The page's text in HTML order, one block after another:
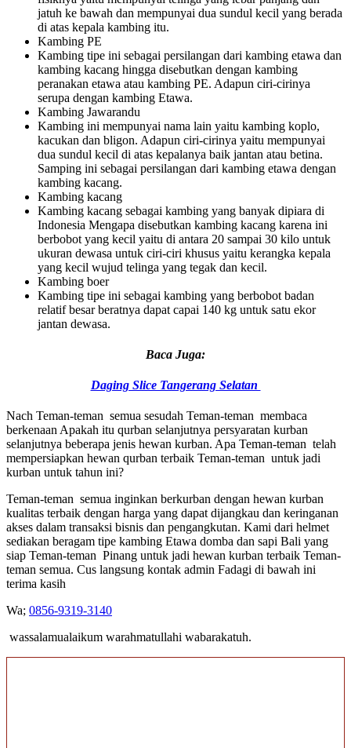
jatuh ke bawah dan mempunyai dua sundul kecil yang berada
di atas kepala kambing itu.
Kambing PE
Kambing tipe ini sebagai persilangan dari kambing etawa dan
kambing kacang hingga disebutkan dengan kambing
peranakan etawa atau kambing PE. Adapun ciri-cirinya
serupa dengan kambing Etawa.
Kambing Jawarandu
Kambing ini mempunyai nama lain yaitu kambing koplo,
kacukan dan bligon. Adapun ciri-cirinya yaitu mempunyai
dua sundul kecil di atas kepalanya baik jantan atau betina.
Samping ini sebagai persilangan dari kambing etawa dengan
kambing kacang.
Kambing kacang
Kambing kacang sebagai kambing yang banyak dipiara di
Indonesia Mengapa disebutkan kambing kacang karena ini
berbobot yang kecil yaitu di antara 20 sampai 30 kilo untuk
ukuran dewasa untuk ciri-ciri khusus yaitu kerangka kepala
yang kecil wujud telinga yang tegak dan kecil.
Kambing boer
Kambing tipe ini sebagai kambing yang berbobot badan
relatif besar beratnya dapat capai 140 kg untuk satu ekor
jantan dewasa.
Baca Juga:
Daging Slice Tangerang Selatan
Nach Teman-teman semua sesudah Teman-teman membaca
berkenaan Apakah itu qurban selanjutnya persyaratan kurban
selanjutnya beberapa jenis hewan kurban. Apa Teman-teman telah
mempersiapkan hewan qurban terbaik Teman-teman untuk jadi
kurban untuk tahun ini?
Teman-teman semua inginkan berkurban dengan hewan kurban
kualitas terbaik dengan harga yang dapat dijangkau dan keringanan
akses dalam transaksi bisnis dan pengangkutan. Kami dari helmet
sediakan beragam tipe kambing Etawa domba dan sapi Bali yang
siap Teman-teman Pinang untuk jadi hewan kurban terbaik Teman-
teman semua. Cus langsung kontak admin Fadagi di bawah ini
terima kasih
Wa; 0856-9319-3140
wassalamualaikum warahmatullahi wabarakatuh.